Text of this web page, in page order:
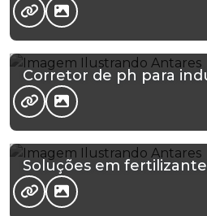
Corretor de ph para
Soluções em